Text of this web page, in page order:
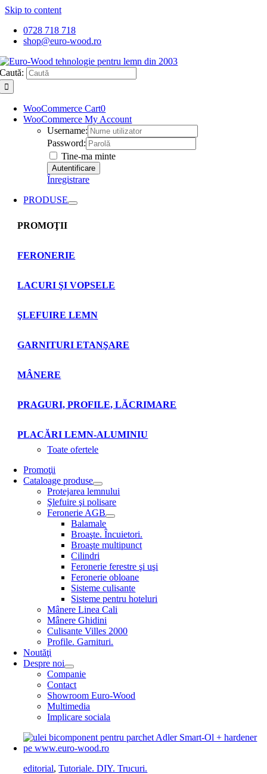
Skip to content
0728 718 718
shop@euro-wood.ro
Caută:
WooCommerce Cart0
WooCommerce My Account
Username:
Password:
Tine-ma minte
Înregistrare
PRODUSE
PROMOŢII
FERONERIE
LACURI ŞI VOPSELE
ŞLEFUIRE LEMN
GARNITURI ETANŞARE
MÂNERE
PRAGURI, PROFILE, LĂCRIMARE
PLACĂRI LEMN-ALUMINIU
Toate ofertele
Promoţii
Cataloage produse
Protejarea lemnului
Şlefuire şi polisare
Feronerie AGB
Balamale
Broaşte. Încuietori.
Broaşte multipunct
Cilindri
Feronerie ferestre şi uşi
Feronerie obloane
Sisteme culisante
Sisteme pentru hoteluri
Mânere Linea Cali
Mânere Ghidini
Culisante Villes 2000
Profile. Garnituri.
Noutăţi
Despre noi
Companie
Contact
Showroom Euro-Wood
Multimedia
Implicare sociala
editorial,Tutoriale. DIY. Trucuri.